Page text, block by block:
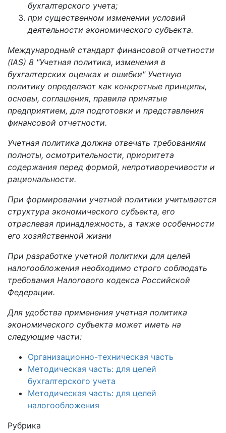
бухгалтерского учета;
при существенном изменении условий
деятельности экономического субъекта.
Международный стандарт финансовой отчетности
(IAS) 8 "Учетная политика, изменения в
бухгалтерских оценках и ошибки" Учетную
политику определяют как конкретные принципы,
основы, соглашения, правила принятые
предприятием, для подготовки и представления
финансовой отчетности.
Учетная политика должна отвечать требованиям
полноты, осмотрительности, приоритета
содержания перед формой, непротиворечивости и
рациональности.
При формировании учетной политики учитывается
структура экономического субъекта, его
отраслевая принадлежность, а также особенности
его хозяйственной жизни
При разработке учетной политики для целей
налогообложения необходимо строго соблюдать
требования Налогового кодекса Российской
Федерации.
Для удобства применения учетная политика
экономического субъекта может иметь на
следующие части:
Организационно-техническая часть
Методическая часть: для целей
бухгалтерского учета
Методическая часть: для целей
налогообложения
Рубрика